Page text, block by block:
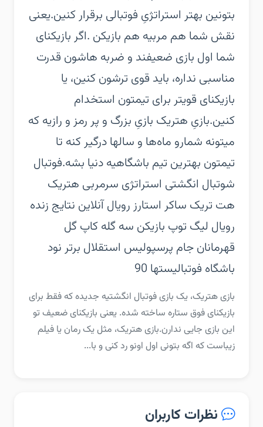
بتونین بهتر استراتژیِ فوتبالی برقرار کنین.‏یعنی
نقش شما هم مربیه هم بازیکن .‏اگر بازیکنای
شما اول بازی ضعیفند و ضربه هاشون قدرت
مناسبی نداره، باید قوی ترشون کنین، یا
بازیکنای قویتر برای تیمتون استخدام
کنین.‏بازیِ هتریک بازیِ بزرگ و پر رمز و رازیه که
میتونه شمارو ماه‌ها و سالها درگیر کنه تا
تیمتون بهترین تیم باشگاهیه دنیا بشه.‏‏فوتبال
شوتبال انگشتی استراتژی سرمربی هتریک
هت تریک ساکر استارز رویال آنلاین نتایج زنده
رویال لیگ توپ بازیکن سه گله کاپ گل
قهرمانان جام پرسپولیس استقلال برتر نود
باشگاه فوتبالیستها 90
‏‏بازی هتریک، یک بازی فوتبال انگشتیه جدیده که فقط برای
بازیکنای فوق ستاره ساخته شده. یعنی بازیکنای ضعیف تو
این بازی جایی ندارن.‏بازی هتریک، مثل یک رمان یا فیلم
زیباست که اگه بتونی اول اونو رد کنی و با...
نظرات کاربران